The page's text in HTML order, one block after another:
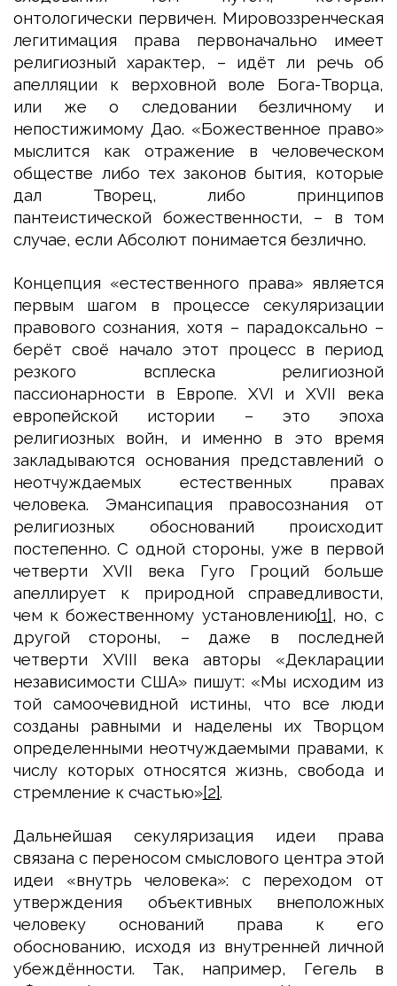
онтологически первичен. Мировоззренческая
легитимация права первоначально имеет
религиозный характер, – идёт ли речь об
апелляции к верховной воле Бога-Творца,
или же о следовании безличному и
непостижимому Дао. «Божественное право»
мыслится как отражение в человеческом
обществе либо тех законов бытия, которые
дал Творец, либо принципов
пантеистической божественности, – в том
случае, если Абсолют понимается безлично.
Концепция «естественного права» является
первым шагом в процессе секуляризации
правового сознания, хотя – парадоксально –
берёт своё начало этот процесс в период
резкого всплеска религиозной
пассионарности в Европе. XVI и XVII века
европейской истории – это эпоха
религиозных войн, и именно в это время
закладываются основания представлений о
неотчуждаемых естественных правах
человека. Эмансипация правосознания от
религиозных обоснований происходит
постепенно. С одной стороны, уже в первой
четверти XVII века Гуго Гроций больше
апеллирует к природной справедливости,
чем к божественному установлению[1], но, с
другой стороны, – даже в последней
четверти XVIII века авторы «Декларации
независимости США» пишут: «Мы исходим из
той самоочевидной истины, что все люди
созданы равными и наделены их Творцом
определенными неотчуждаемыми правами, к
числу которых относятся жизнь, свобода и
стремление к счастью»[2].
Дальнейшая секуляризация идеи права
связана с переносом смыслового центра этой
идеи «внутрь человека»: с переходом от
утверждения объективных внеположных
человеку оснований права к его
обоснованию, исходя из внутренней личной
убеждённости. Так, например, Гегель в